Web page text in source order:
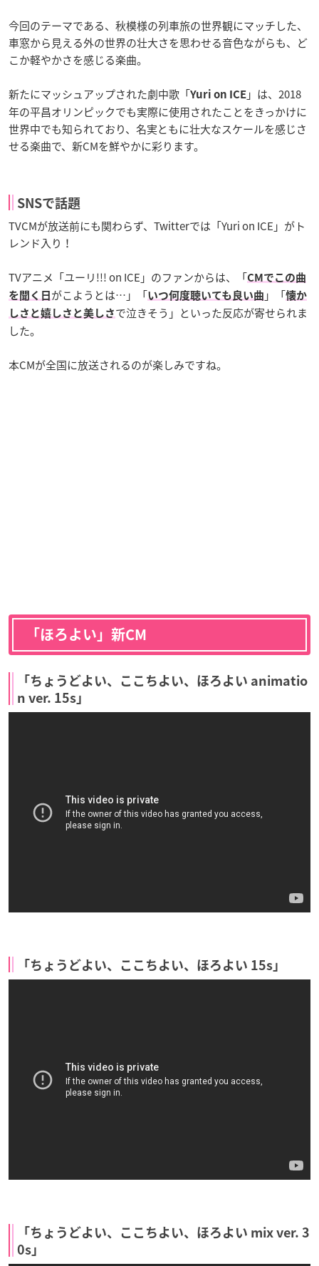
今回のテーマである、秋模様の列車旅の世界観にマッチした、
車窓から見える外の世界の壮大さを思わせる音色ながらも、ど
こか軽やかさを感じる楽曲。
新たにマッシュアップされた劇中歌「Yuri on ICE 」は、2018
年の平昌オリンピックでも実際に使用されたことをきっかけに
世界中でも知られており、名実ともに壮大なスケールを感じさ
せる楽曲で、新CMを鮮やかに彩ります。
SNSで話題
TVCMが放送前にも関わらず、Twitterでは「Yuri on ICE」がト
レンド入り！
TVアニメ「ユーリ!!! on ICE」のファンからは、「CMでこの曲
を聞く日 がこようとは… 」「いつ何度聴いても良い曲 」「懐か
しさと嬉しさと美しさ で泣きそう」といった反応が寄せられま
した。
本CMが全国に放送されるのが楽しみですね。
「ほろよい」新CM
「ちょうどよい、ここちよい、ほろよい animatio
n ver. 15s」
「ちょうどよい、ここちよい、ほろよい 15s」
「ちょうどよい、ここちよい、ほろよい mix ver. 3
0s」